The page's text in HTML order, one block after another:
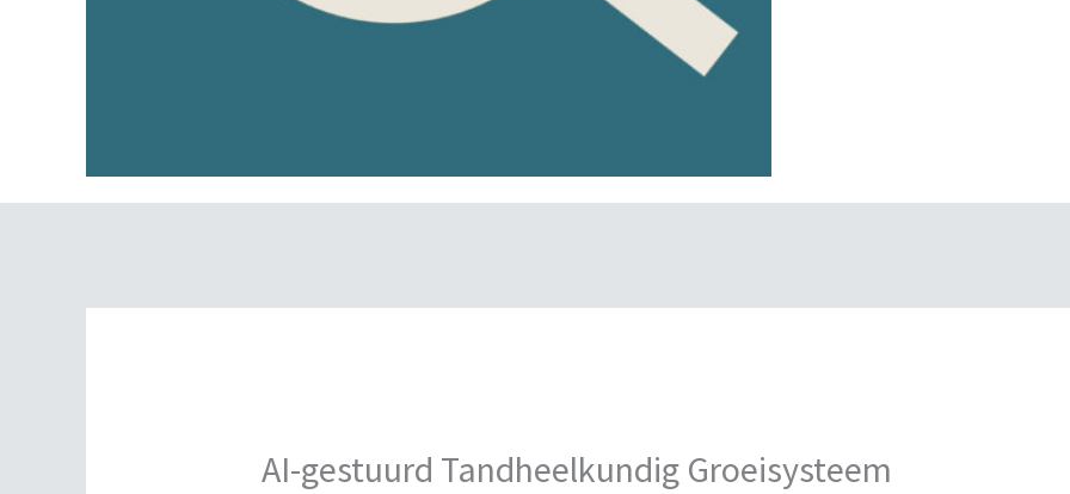
AI-gestuurd Tandheelkundig Groeisysteem